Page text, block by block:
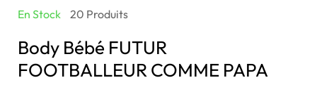
En Stock 20 Produits
Body Bébé FUTUR
FOOTBALLEUR COMME PAPA